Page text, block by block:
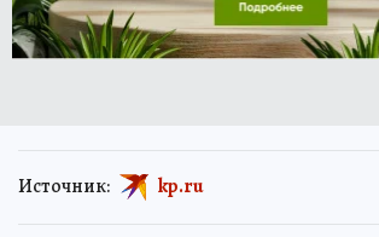
Источник: kp.ru